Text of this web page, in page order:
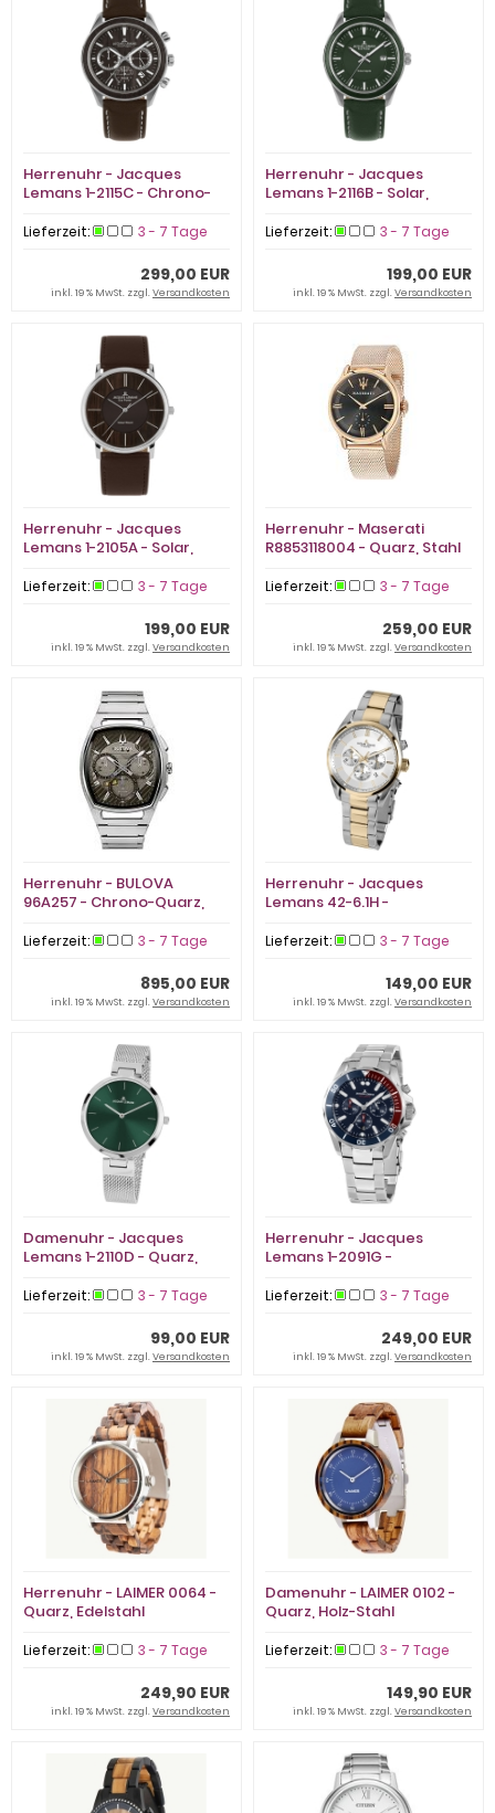
Herrenuhr - Jacques
Lemans 1-2115C - Chrono-
Lieferzeit: 3 - 7 Tage
299,00 EUR
inkl. 19 % MwSt. zzgl.Versandkosten
Herrenuhr - Jacques
Lemans 1-2116B - Solar,
Lieferzeit: 3 - 7 Tage
199,00 EUR
inkl. 19 % MwSt. zzgl.Versandkosten
Herrenuhr - Jacques
Lemans 1-2105A - Solar,
Lieferzeit: 3 - 7 Tage
199,00 EUR
inkl. 19 % MwSt. zzgl.Versandkosten
Herrenuhr - Maserati
R8853118004 - Quarz, Stahl
Lieferzeit: 3 - 7 Tage
259,00 EUR
inkl. 19 % MwSt. zzgl.Versandkosten
Herrenuhr - BULOVA
96A257 - Chrono-Quarz,
Lieferzeit: 3 - 7 Tage
895,00 EUR
inkl. 19 % MwSt. zzgl.Versandkosten
Herrenuhr - Jacques
Lemans 42-6.1H -
Lieferzeit: 3 - 7 Tage
149,00 EUR
inkl. 19 % MwSt. zzgl.Versandkosten
Damenuhr - Jacques
Lemans 1-2110D - Quarz,
Lieferzeit: 3 - 7 Tage
99,00 EUR
inkl. 19 % MwSt. zzgl.Versandkosten
Herrenuhr - Jacques
Lemans 1-2091G -
Lieferzeit: 3 - 7 Tage
249,00 EUR
inkl. 19 % MwSt. zzgl.Versandkosten
Herrenuhr - LAIMER 0064 -
Quarz, Edelstahl
Lieferzeit: 3 - 7 Tage
249,90 EUR
inkl. 19 % MwSt. zzgl.Versandkosten
Damenuhr - LAIMER 0102 -
Quarz, Holz-Stahl
Lieferzeit: 3 - 7 Tage
149,90 EUR
inkl. 19 % MwSt. zzgl.Versandkosten